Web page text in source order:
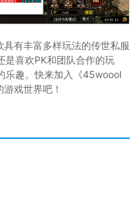
有丰富多样玩法的传世私服
是喜欢PK和团队合作的玩
乐趣。快来加入《45woool
戏世界吧！